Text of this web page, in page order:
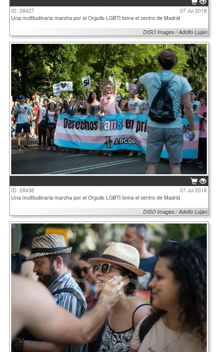
ID: 28427
07 Jul 2018
Una multitudinaria marcha por el Orgullo LGBTI toma el centro de Madrid
DISO Images / Adolfo Lujan
ID: 28438
07 Jul 2018
Una multitudinaria marcha por el Orgullo LGBTI toma el centro de Madrid
DISO Images / Adolfo Lujan